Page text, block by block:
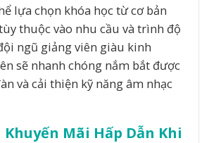
lựa chọn khóa học từ cơ bản
thuộc vào nhu cầu và trình độ
ngũ giảng viên giàu kinh
sẽ nhanh chóng nắm bắt được
và cải thiện kỹ năng âm nhạc
Khuyến Mãi Hấp Dẫn Khi